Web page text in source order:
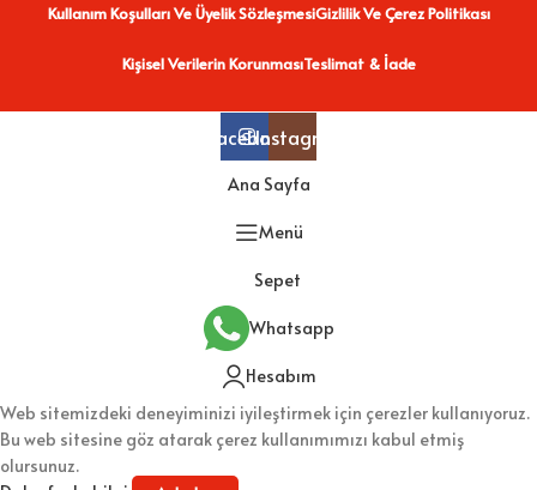
Kullanım Koşulları Ve Üyelik SözleşmesiGizlilik Ve Çerez Politikası
Kişisel Verilerin KorunmasıTeslimat & İade
FacebookInstagram
Ana Sayfa
Menü
Sepet
Whatsapp
Hesabım
Web sitemizdeki deneyiminizi iyileştirmek için çerezler kullanıyoruz.
Bu web sitesine göz atarak çerez kullanımımızı kabul etmiş
olursunuz.